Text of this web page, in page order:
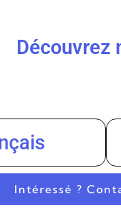
Découvrez
Intéressé ?